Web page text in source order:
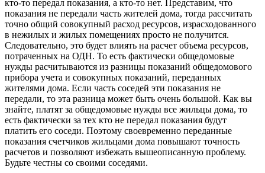
кто-то передал показания, а кто-то нет. Представим, что
показания не передали часть жителей дома, тогда рассчитать
точно общий совокупный расход ресурсов, израсходованного
в нежилых и жилых помещениях просто не получится.
Следовательно, это будет влиять на расчет объема ресурсов,
потраченных на ОДН. То есть фактически общедомовые
нужды расчитываются из разницы показаний общедомового
прибора учета и совокупных показаний, переданных
жителями дома. Если часть соседей эти показания не
передали, то эта разница может быть очень большой. Как вы
знайте, платят за общедомовые нужды все жильцы дома, то
есть фактически за тех кто не передал показания будут
платить его соседи. Поэтому своевременно переданные
показания счетчиков жильцами дома повышают точность
расчетов и позволяют избежать вышеописанную проблему.
Будьте честны со своими соседями.